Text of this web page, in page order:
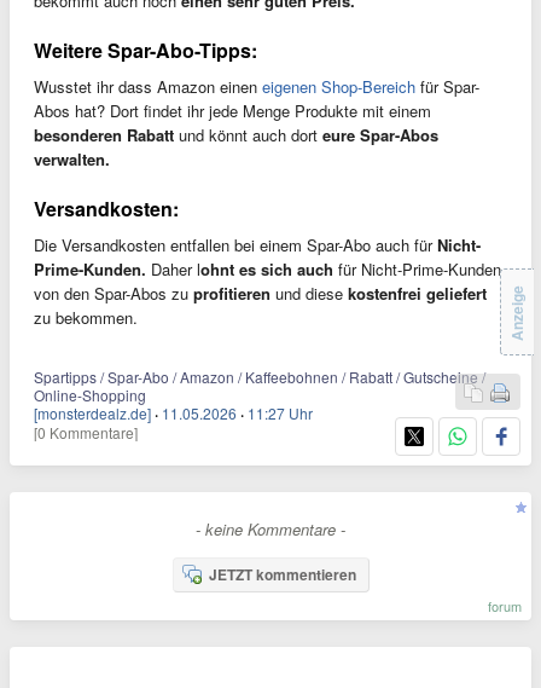
Weitere Spar-Abo-Tipps:
Wusstet ihr dass Amazon einen eigenen Shop-Bereich für Spar-
Abos hat? Dort findet ihr jede Menge Produkte mit einem
besonderen Rabatt und könnt auch dort eure Spar-Abos
verwalten.
Versandkosten:
Die Versandkosten entfallen bei einem Spar-Abo auch fürNicht-
Prime-Kunden. Daher lohnt es sich auch für Nicht-Prime-Kunden
von den Spar-Abos zu profitieren und diese kostenfrei geliefert
zu bekommen.
Spartipps / Spar-Abo / Amazon / Kaffeebohnen / Rabatt / Gutscheine /
Online-Shopping
[monsterdealz.de] · 11.05.2026 · 11:27 Uhr
[0 Kommentare]
Anzeige
- keine Kommentare -
JETZT kommentieren
forum